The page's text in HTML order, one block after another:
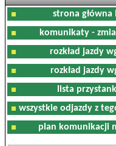
strona główna
komunikaty -
rozkład jazdy
rozkład jazdy
lista
wszystkie odjazdy z
plan komunikacji